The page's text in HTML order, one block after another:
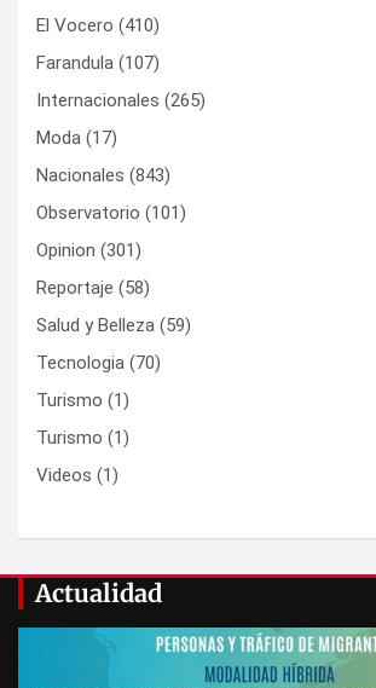
El Vocero (410)
Farandula (107)
Internacionales (265)
Moda (17)
Nacionales (843)
Observatorio (101)
Opinion (301)
Reportaje (58)
Salud y Belleza (59)
Tecnologia (70)
Turismo (1)
Turismo (1)
Videos (1)
Actualidad